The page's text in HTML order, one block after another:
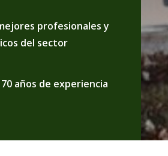
profesionales y
del sector
años de experiencia